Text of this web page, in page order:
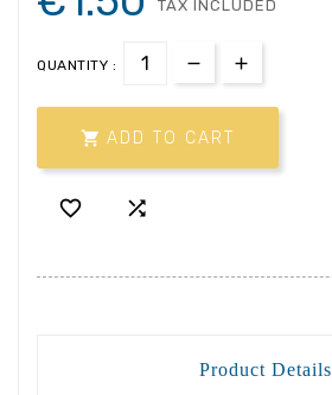
TAX INCLUDED
QUANTITY :
 ADD TO CART
 
Product Details